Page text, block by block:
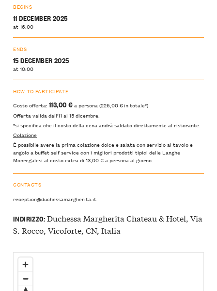
BEGINS
11 DECEMBER 2025
at 16:00
ENDS
15 DECEMBER 2025
at 10:00
HOW TO PARTICIPATE
Costo offerta: 113,00 €a persona (226,00 € in totale*)
Offerta valida dall'11 al 15 dicembre.
*si specifica che il costo della cena andrà saldato direttamente al ristorante.
Colazione
É possibile avere la prima colazione dolce e salata con servizio al tavolo e
angolo a buffet self service con i migliori prodotti tipici delle Langhe
Monregalesi al costo extra di 13,00 € a persona al giorno.
CONTACTS
reception@duchessamargherita.it
INDIRIZZO:Duchessa Margherita Chateau & Hotel, Via
S. Rocco, Vicoforte, CN, Italia